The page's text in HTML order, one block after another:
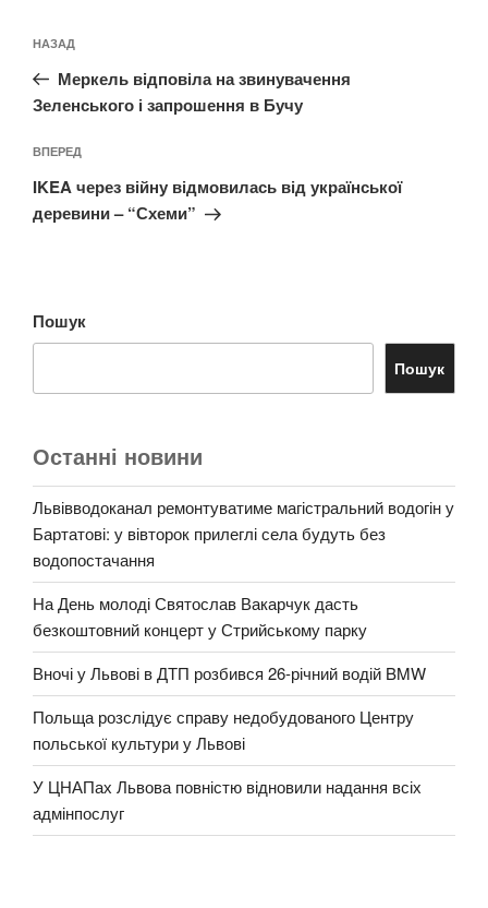
записів
Попередній
запис:
НАЗАД
Меркель відповіла на звинувачення
Зеленського і запрошення в Бучу
Наступний
запис
ВПЕРЕД
IKEA через війну відмовилась від української
деревини – “Схеми”
Пошук
Пошук
Останні новини
Львівводоканал ремонтуватиме магістральний водогін у
Бартатові: у вівторок прилеглі села будуть без
водопостачання
На День молоді Святослав Вакарчук дасть
безкоштовний концерт у Стрийському парку
Вночі у Львові в ДТП розбився 26-річний водій BMW
Польща розслідує справу недобудованого Центру
польської культури у Львові
У ЦНАПах Львова повністю відновили надання всіх
адмінпослуг